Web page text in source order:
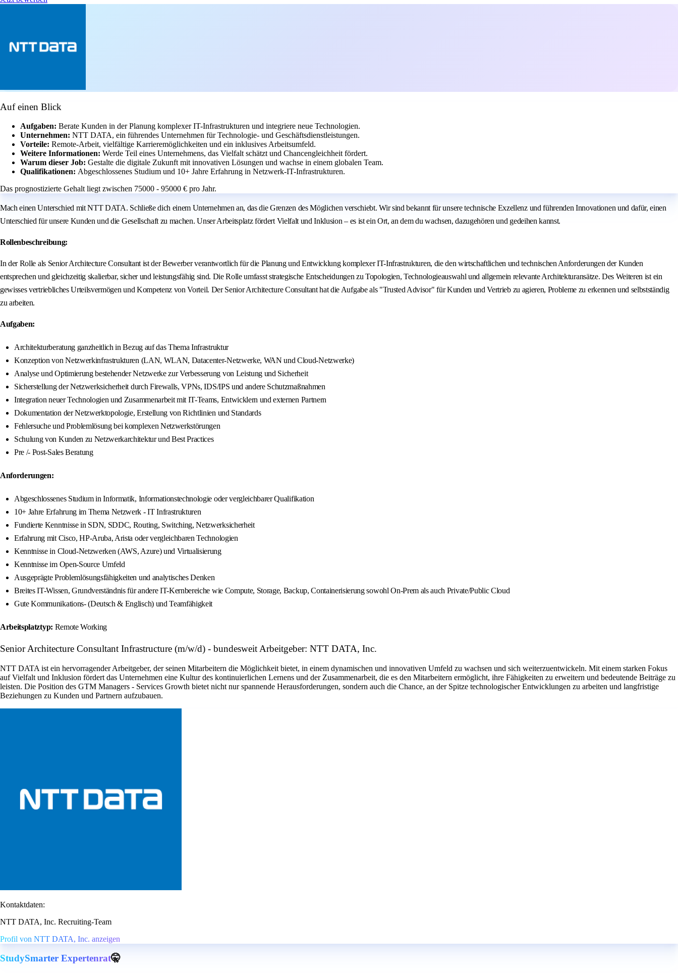
Auf einen Blick
Aufgaben: Berate Kunden in der Planung komplexer IT-Infrastrukturen und integriere neue Technologien.
Unternehmen: NTT DATA, ein führendes Unternehmen für Technologie- und Geschäftsdienstleistungen.
Vorteile: Remote-Arbeit, vielfältige Karrieremöglichkeiten und ein inklusives Arbeitsumfeld.
Weitere Informationen: Werde Teil eines Unternehmens, das Vielfalt schätzt und Chancengleichheit fördert.
Warum dieser Job: Gestalte die digitale Zukunft mit innovativen Lösungen und wachse in einem globalen Team.
Qualifikationen: Abgeschlossenes Studium und 10+ Jahre Erfahrung in Netzwerk-IT-Infrastrukturen.
Das prognostizierte Gehalt liegt zwischen 75000 - 95000 € pro Jahr.
Mach einen Unterschied mit NTT DATA. Schließe dich einem Unternehmen an, das die Grenzen des Möglichen verschiebt. Wir sind bekannt für unsere technische Exzellenz und führenden Innovationen und dafür, einen
Unterschied für unsere Kunden und die Gesellschaft zu machen. Unser Arbeitsplatz fördert Vielfalt und Inklusion – es ist ein Ort, an dem du wachsen, dazugehören und gedeihen kannst.
Rollenbeschreibung:
In der Rolle als Senior Architecture Consultant ist der Bewerber verantwortlich für die Planung und Entwicklung komplexer IT-Infrastrukturen, die den wirtschaftlichen und technischen Anforderungen der Kunden
entsprechen und gleichzeitig skalierbar, sicher und leistungsfähig sind. Die Rolle umfasst strategische Entscheidungen zu Topologien, Technologieauswahl und allgemein relevante Architekturansätze. Des Weiteren ist ein
gewisses vertriebliches Urteilsvermögen und Kompetenz von Vorteil. Der Senior Architecture Consultant hat die Aufgabe als "Trusted Advisor" für Kunden und Vertrieb zu agieren, Probleme zu erkennen und selbstständig
zu arbeiten.
Aufgaben:
Architekturberatung ganzheitlich in Bezug auf das Thema Infrastruktur
Konzeption von Netzwerkinfrastrukturen (LAN, WLAN, Datacenter-Netzwerke, WAN und Cloud-Netzwerke)
Analyse und Optimierung bestehender Netzwerke zur Verbesserung von Leistung und Sicherheit
Sicherstellung der Netzwerksicherheit durch Firewalls, VPNs, IDS/IPS und andere Schutzmaßnahmen
Integration neuer Technologien und Zusammenarbeit mit IT-Teams, Entwicklern und externen Partnern
Dokumentation der Netzwerktopologie, Erstellung von Richtlinien und Standards
Fehlersuche und Problemlösung bei komplexen Netzwerkstörungen
Schulung von Kunden zu Netzwerkarchitektur und Best Practices
Pre /- Post-Sales Beratung
Anforderungen:
Abgeschlossenes Studium in Informatik, Informationstechnologie oder vergleichbarer Qualifikation
10+ Jahre Erfahrung im Thema Netzwerk - IT Infrastrukturen
Fundierte Kenntnisse in SDN, SDDC, Routing, Switching, Netzwerksicherheit
Erfahrung mit Cisco, HP-Aruba, Arista oder vergleichbaren Technologien
Kenntnisse in Cloud-Netzwerken (AWS, Azure) und Virtualisierung
Kenntnisse im Open-Source Umfeld
Ausgeprägte Problemlösungsfähigkeiten und analytisches Denken
Breites IT-Wissen, Grundverständnis für andere IT-Kernbereiche wie Compute, Storage, Backup, Containerisierung sowohl On-Prem als auch Private/Public Cloud
Gute Kommunikations- (Deutsch & Englisch) und Teamfähigkeit
Arbeitsplatztyp: Remote Working
Senior Architecture Consultant Infrastructure (m/w/d) - bundesweit Arbeitgeber: NTT DATA, Inc.
NTT DATA ist ein hervorragender Arbeitgeber, der seinen Mitarbeitern die Möglichkeit bietet, in einem dynamischen und innovativen Umfeld zu wachsen und sich weiterzuentwickeln. Mit einem starken Fokus
auf Vielfalt und Inklusion fördert das Unternehmen eine Kultur des kontinuierlichen Lernens und der Zusammenarbeit, die es den Mitarbeitern ermöglicht, ihre Fähigkeiten zu erweitern und bedeutende Beiträge zu
leisten. Die Position des GTM Managers - Services Growth bietet nicht nur spannende Herausforderungen, sondern auch die Chance, an der Spitze technologischer Entwicklungen zu arbeiten und langfristige
Beziehungen zu Kunden und Partnern aufzubauen.
Kontaktdaten:
NTT DATA, Inc. Recruiting-Team
Profil von NTT DATA, Inc. anzeigen
StudySmarter Expertenrat🤫